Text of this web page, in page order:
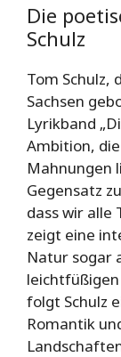
Die
Schulz
Tom Schulz,
Sachsen
Lyrikband
Ambition,
Mahnungen
Gegensatz
dass wir alle
zeigt eine
Natur sogar
folgt Schulz
Romantik